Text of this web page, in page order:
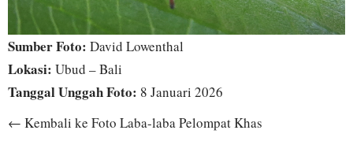
Sumber Foto: David Lowenthal
Lokasi: Ubud – Bali
Tanggal Unggah Foto: 8 Januari 2026
← Kembali ke Foto Laba-laba Pelompat Khas